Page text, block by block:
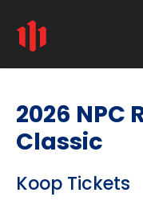
2026 NPC
Classic
Koop Tickets